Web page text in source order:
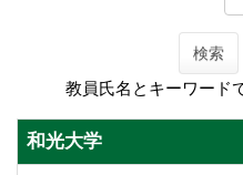
検索
教員氏名とキーワード
和光大学